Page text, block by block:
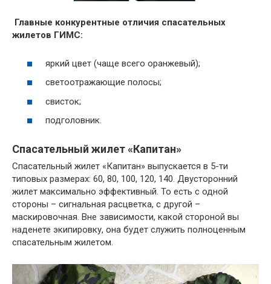
Главные конкурентные отличия спасательных
жилетов ГИМС:
яркий цвет (чаще всего оранжевый);
светоотражающие полосы;
свисток;
подголовник.
Спасательный жилет «Капитан»
Спасательный жилет «Капитан» выпускается в 5-ти
типовых размерах: 60, 80, 100, 120, 140. Двусторонний
жилет максимально эффективный. То есть с одной
стороны – сигнальная расцветка, с другой –
маскировочная. Вне зависимости, какой стороной вы
наденете экипировку, она будет служить полноценным
спасательным жилетом.